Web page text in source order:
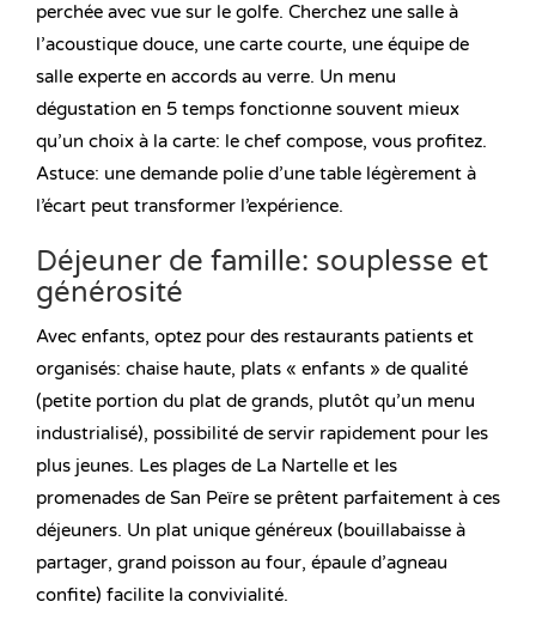
perchée avec vue sur le golfe. Cherchez une salle à
l’acoustique douce, une carte courte, une équipe de
salle experte en accords au verre. Un menu
dégustation en 5 temps fonctionne souvent mieux
qu’un choix à la carte: le chef compose, vous profitez.
Astuce: une demande polie d’une table légèrement à
l’écart peut transformer l’expérience.
Déjeuner de famille: souplesse et
générosité
Avec enfants, optez pour des restaurants patients et
organisés: chaise haute, plats « enfants » de qualité
(petite portion du plat de grands, plutôt qu’un menu
industrialisé), possibilité de servir rapidement pour les
plus jeunes. Les plages de La Nartelle et les
promenades de San Peïre se prêtent parfaitement à ces
déjeuners. Un plat unique généreux (bouillabaisse à
partager, grand poisson au four, épaule d’agneau
confite) facilite la convivialité.